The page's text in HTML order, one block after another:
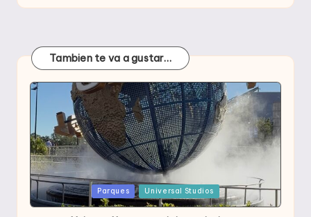
Tambien te va a gustar…
Publicada
en
Parques Universal Studios